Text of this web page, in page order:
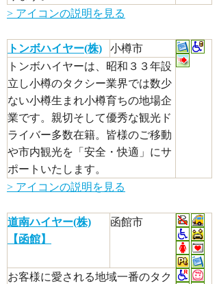
> アイコンの説明を見る
トンボハイヤー(株)
小樽市
トンボハイヤーは、昭和３３年設
立し小樽のタクシー業界では数少
ない小樽生まれ小樽育ちの地場企
業です。親切そして優秀な観光ド
ライバー多数在籍。皆様のご移動
や市内観光を「安全・快適」にサ
ポートいたします。
> アイコンの説明を見る
道南ハイヤー(株)
【函館】
函館市
お客様に愛される地域一番のタク